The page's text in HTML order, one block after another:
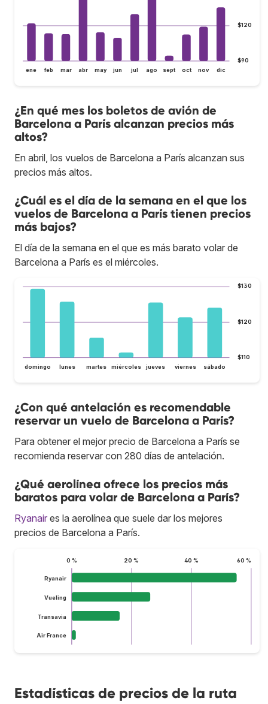
$90
$120
ene feb mar abr may jun jul ago sept oct nov dic
¿En qué mes los boletos de avión de
Barcelona a París alcanzan precios más
altos?
En abril, los vuelos de Barcelona a París alcanzan sus
precios más altos.
¿Cuál es el día de la semana en el que los
vuelos de Barcelona a París tienen precios
más bajos?
El día de la semana en el que es más barato volar de
Barcelona a París es el miércoles.
$110
$120
$130
domingo lunes martes miércoles jueves viernes sábado
¿Con qué antelación es recomendable
reservar un vuelo de Barcelona a París?
Para obtener el mejor precio de Barcelona a París se
recomienda reservar con 280 días de antelación.
¿Qué aerolínea ofrece los precios más
baratos para volar de Barcelona a París?
Ryanair es la aerolínea que suele dar los mejores
precios de Barcelona a París.
0 % 20 % 40 % 60 %
Ryanair
Vueling
Transavia
Air France
Estadísticas de precios de la ruta